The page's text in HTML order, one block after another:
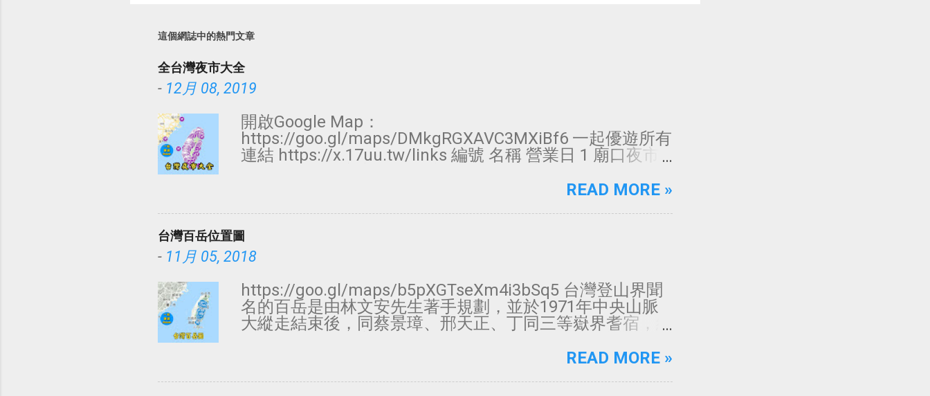
這個網誌中的熱門文章
全台灣夜市大全
- 12月 08, 2019
開啟Google Map：
https://goo.gl/maps/DMkgRGXAVC3MXiBf6 一起優遊所有
連結 https://x.17uu.tw/links 編號 名稱 營業日 1 廟口夜市
夜市 每日 5 碇內夜市 週一、四 6 士林夜市 每日 7 華西街夜
市 每日 13 臨江街夜市（通化街夜市） 每日 14 寧夏夜市 每
日 15 大龍街夜市 每日 16 延三夜市 每日 17 景美夜市 每日
21 林口街夜市 每日 22 737夜市 每日 23 樂華夜市 每日 24
南雅夜市 每日 25 裕民夜市 每日 26 三和夜市 每日 27 興南
夜市 每日 28 樹林興仁花園夜市 週三、五、六、日 29 樹林
夜市 每日 30 新莊廟街夜市 每日 31 西盛夜市 週五 32 蘆洲
廟口夜市 每日 33 淡水英專夜市 每日 34 淡水沙崙夜市 週
READ MORE »
台灣百岳位置圖
- 11月 05, 2018
https://goo.gl/maps/b5pXGTseXm4i3bSq5 台灣登山界聞
名的百岳是由林文安先生著手規劃，並於1971年中央山脈
大縱走結束後，同蔡景璋、邢天正、丁同三等嶽界耆宿，經
有山名並有三角點者優先入選，藉此帶動國內的登山潮流。
READ MORE »